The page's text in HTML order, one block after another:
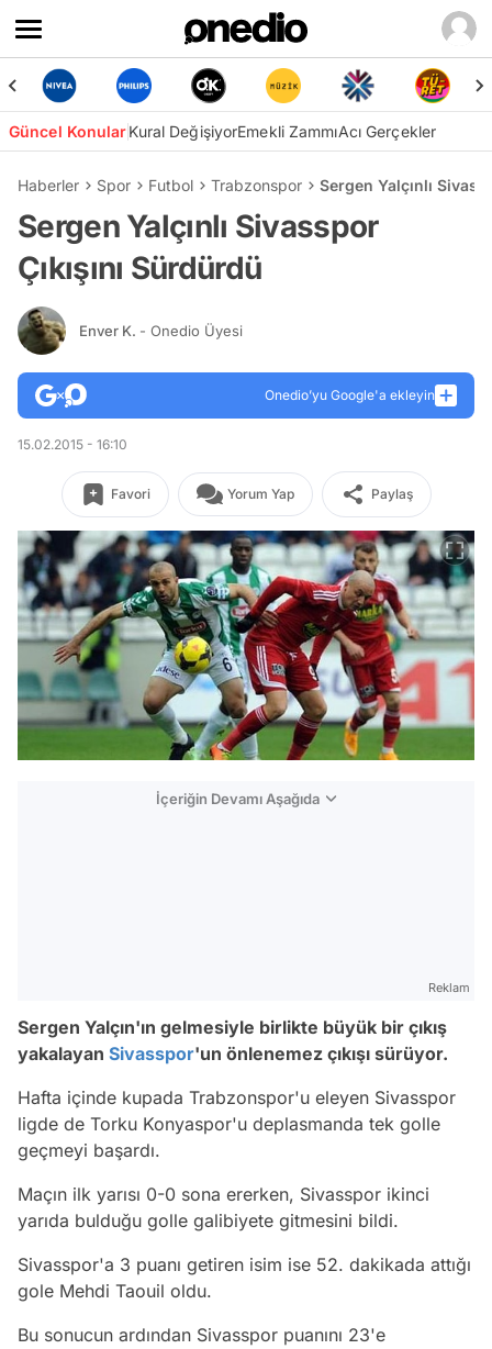
Güncel KonularKural DeğişiyorEmekli ZammıAcı Gerçekler
Haberler Spor Futbol Trabzonspor Sergen Yalçınlı
Sergen Yalçınlı Sivasspor
Çıkışını Sürdürdü
Enver K. - Onedio Üyesi
Onedio’yu Google'a ekleyin
15.02.2015 - 16:10
Favori Yorum Yap Paylaş
İçeriğin Devamı Aşağıda
Reklam
Sergen Yalçın'ın gelmesiyle birlikte büyük bir çıkış
yakalayan Sivasspor'un önlenemez çıkışı sürüyor.
Hafta içinde kupada Trabzonspor'u eleyen Sivasspor
ligde de Torku Konyaspor'u deplasmanda tek golle
geçmeyi başardı.
Maçın ilk yarısı 0-0 sona ererken, Sivasspor ikinci
yarıda bulduğu golle galibiyete gitmesini bildi.
Sivasspor'a 3 puanı getiren isim ise 52. dakikada attığı
gole Mehdi Taouil oldu.
Bu sonucun ardından Sivasspor puanını 23'e